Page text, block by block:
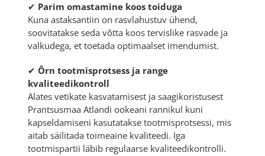
✔ Parim omastamine koos toiduga
Kuna astaksantiin on rasvlahustuv ühend,
soovitatakse seda võtta koos tervislike rasvade ja
valkudega, et toetada optimaalset imendumist.
✔ Õrn tootmisprotsess ja range
kvaliteedikontroll
Alates vetikate kasvatamisest ja saagikoristusest
Prantsusmaa Atlandi ookeani rannikul kuni
kapseldamiseni kasutatakse tootmisprotsessi, mis
aitab säilitada toimeaine kvaliteedi. Iga
tootmispartii läbib regulaarse kvaliteedikontrolli.